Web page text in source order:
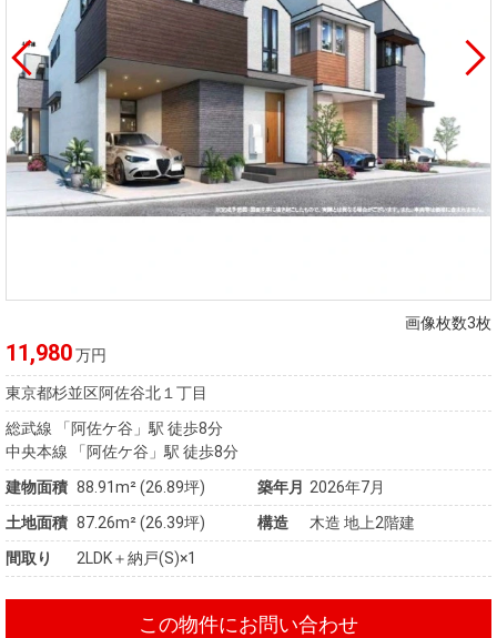
画像枚数3枚
11,980万円
東京都杉並区阿佐谷北１丁目
総武線 「阿佐ケ谷」駅 徒歩8分
中央本線 「阿佐ケ谷」駅 徒歩8分
建物面積 88.91m² (26.89坪) 築年月 2026年7月
土地面積 87.26m² (26.39坪) 構造
木造 地上2階建
間取り
2LDK＋納戸(S)×1
この物件にお問い合わせ